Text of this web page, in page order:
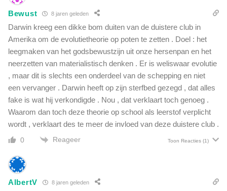
i
n
B
r
s
'
G
u
a
t
n
m
Bewust 8 jaren geleden
Darwin kreeg een dikke bom duiten van de duistere club in
Amerika om de evolutietheorie op poten te zetten . Doel : het
leegmaken van het godsbewustzijn uit onze hersenpan en het
neerzetten van materialistisch denken . Er is weliswaar evolutie
, maar dit is slechts een onderdeel van de schepping en niet
een vervanger . Darwin heeft op zijn sterfbed gezegd , dat alles
fake is wat hij verkondigde . Nou , dat verklaart toch genoeg .
Waarom dan toch deze theorie op school als leerstof verplicht
wordt , verklaart des te meer de invloed van deze duistere club .
0 Reageer Toon Reacties (1)
AlbertV 8 jaren geleden